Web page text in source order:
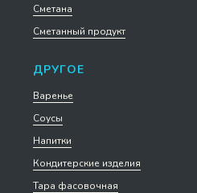
Сметана
Сметанный продукт
ДРУГОЕ
Варенье
Соусы
Напитки
Кондитерские изделия
Тара фасовочная